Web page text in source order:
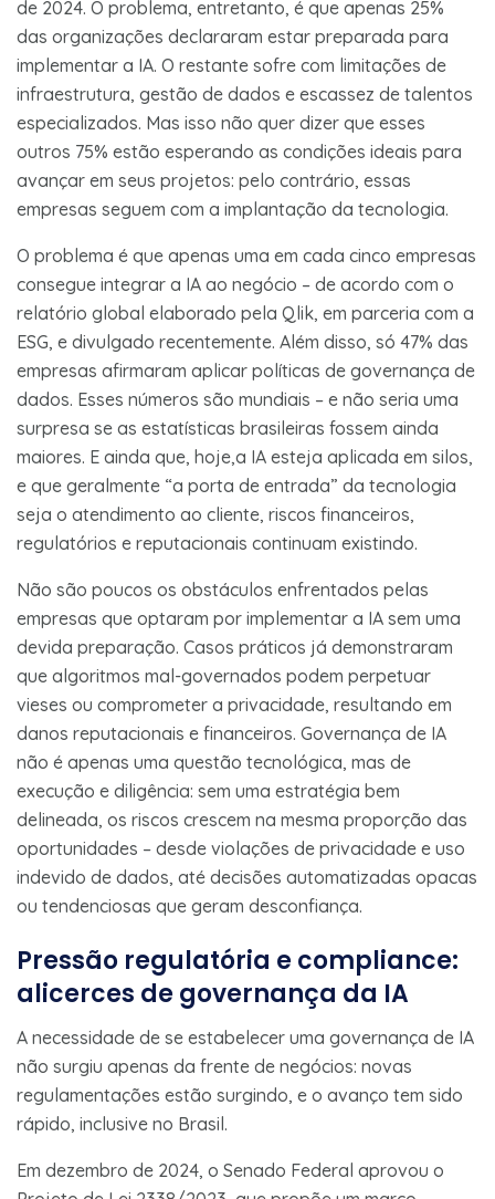
de 2024. O problema, entretanto, é que apenas 25%
das organizações declararam estar preparada para
implementar a IA. O restante sofre com limitações de
infraestrutura, gestão de dados e escassez de talentos
especializados. Mas isso não quer dizer que esses
outros 75% estão esperando as condições ideais para
avançar em seus projetos: pelo contrário, essas
empresas seguem com a implantação da tecnologia.
O problema é que apenas uma em cada cinco empresas
consegue integrar a IA ao negócio – de acordo com o
relatório global elaborado pela Qlik, em parceria com a
ESG, e divulgado recentemente. Além disso, só 47% das
empresas afirmaram aplicar políticas de governança de
dados. Esses números são mundiais – e não seria uma
surpresa se as estatísticas brasileiras fossem ainda
maiores. E ainda que, hoje,a IA esteja aplicada em silos,
e que geralmente “a porta de entrada” da tecnologia
seja o atendimento ao cliente, riscos financeiros,
regulatórios e reputacionais continuam existindo.
Não são poucos os obstáculos enfrentados pelas
empresas que optaram por implementar a IA sem uma
devida preparação. Casos práticos já demonstraram
que algoritmos mal-governados podem perpetuar
vieses ou comprometer a privacidade, resultando em
danos reputacionais e financeiros. Governança de IA
não é apenas uma questão tecnológica, mas de
execução e diligência: sem uma estratégia bem
delineada, os riscos crescem na mesma proporção das
oportunidades – desde violações de privacidade e uso
indevido de dados, até decisões automatizadas opacas
ou tendenciosas que geram desconfiança.
Pressão regulatória e compliance:
alicerces de governança da IA
A necessidade de se estabelecer uma governança de IA
não surgiu apenas da frente de negócios: novas
regulamentações estão surgindo, e o avanço tem sido
rápido, inclusive no Brasil.
Em dezembro de 2024, o Senado Federal aprovou o